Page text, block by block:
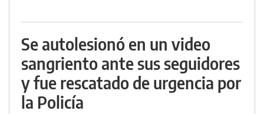
Se autolesionó en un video
sangriento ante sus seguidores
y fue rescatado de urgencia por
la Policía